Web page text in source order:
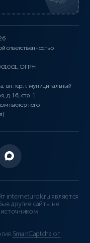
ответственностью
ОГРН
вн.тер.г. муниципальный
д. 16, стр. 1
interneturok.ru является
другие сайты не
SmartCaptcha от